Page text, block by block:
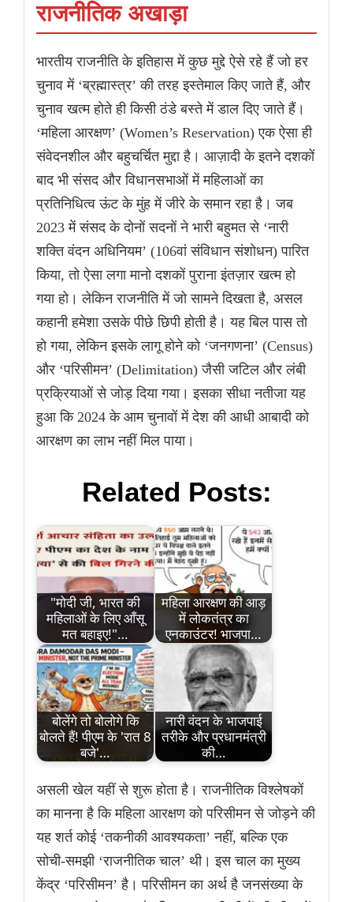
राजनीतिक अखाड़ा
भारतीय राजनीति के इतिहास में कुछ मुद्दे ऐसे रहे हैं जो हर
चुनाव में ‘ब्रह्मास्त्र’ की तरह इस्तेमाल किए जाते हैं, और
चुनाव खत्म होते ही किसी ठंडे बस्ते में डाल दिए जाते हैं।
‘महिला आरक्षण’ (Women’s Reservation) एक ऐसा ही
संवेदनशील और बहुचर्चित मुद्दा है। आज़ादी के इतने दशकों
बाद भी संसद और विधानसभाओं में महिलाओं का
प्रतिनिधित्व ऊंट के मुंह में जीरे के समान रहा है। जब
2023 में संसद के दोनों सदनों ने भारी बहुमत से ‘नारी
शक्ति वंदन अधिनियम’ (106वां संविधान संशोधन) पारित
किया, तो ऐसा लगा मानो दशकों पुराना इंतज़ार खत्म हो
गया हो। लेकिन राजनीति में जो सामने दिखता है, असल
कहानी हमेशा उसके पीछे छिपी होती है। यह बिल पास तो
हो गया, लेकिन इसके लागू होने को ‘जनगणना’ (Census)
और ‘परिसीमन’ (Delimitation) जैसी जटिल और लंबी
प्रक्रियाओं से जोड़ दिया गया। इसका सीधा नतीजा यह
हुआ कि 2024 के आम चुनावों में देश की आधी आबादी को
आरक्षण का लाभ नहीं मिल पाया।
Related Posts:
"मोदी जी, भारत की
महिलाओं के लिए आँसू
मत बहाइए!"…
महिला आरक्षण की आड़
में लोकतंत्र का
एनकाउंटर! भाजपा…
बोलेंगे तो बोलोगे कि
बोलते हैं! पीएम के 'रात 8
बजे'…
नारी वंदन के भाजपाई
तरीके और प्रधानमंत्री
की…
असली खेल यहीं से शुरू होता है। राजनीतिक विश्लेषकों
का मानना है कि महिला आरक्षण को परिसीमन से जोड़ने की
यह शर्त कोई ‘तकनीकी आवश्यकता’ नहीं, बल्कि एक
सोची-समझी ‘राजनीतिक चाल’ थी। इस चाल का मुख्य
केंद्र ‘परिसीमन’ है। परिसीमन का अर्थ है जनसंख्या के